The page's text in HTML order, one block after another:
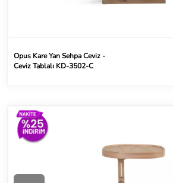
Opus Kare Yan Sehpa Ceviz -
Ceviz Tablalı KD-3502-C